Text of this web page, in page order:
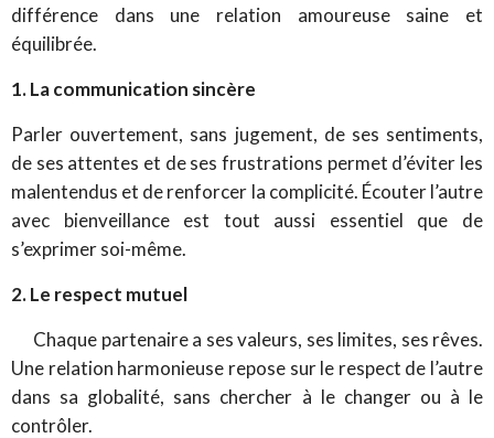
différence dans une relation amoureuse saine et
équilibrée.
1. La communication sincère
Parler ouvertement, sans jugement, de ses sentiments,
de ses attentes et de ses frustrations permet d’éviter les
malentendus et de renforcer la complicité. Écouter l’autre
avec bienveillance est tout aussi essentiel que de
s’exprimer soi-même.
2. Le respect mutuel
Chaque partenaire a ses valeurs, ses limites, ses rêves.
Une relation harmonieuse repose sur le respect de l’autre
dans sa globalité, sans chercher à le changer ou à le
contrôler.